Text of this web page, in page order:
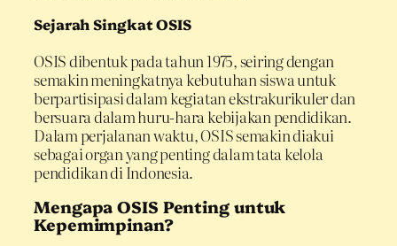
Sejarah Singkat OSIS
OSIS dibentuk pada tahun 1975, seiring dengan
semakin meningkatnya kebutuhan siswa untuk
berpartisipasi dalam kegiatan ekstrakurikuler dan
bersuara dalam huru-hara kebijakan pendidikan.
Dalam perjalanan waktu, OSIS semakin diakui
sebagai organ yang penting dalam tata kelola
pendidikan di Indonesia.
Mengapa OSIS Penting untuk
Kepemimpinan?